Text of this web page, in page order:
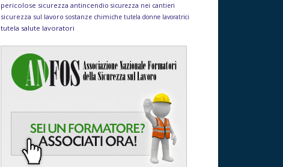
pericolose sicurezza antincendio sicurezza nei cantieri
sicurezza sul lavoro sostanze chimiche tutela donne lavoratrici
tutela salute lavoratori